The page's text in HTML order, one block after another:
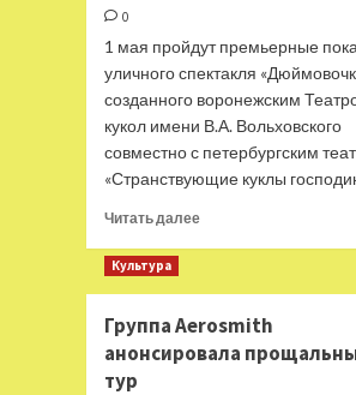
московские
школьники
0
1 мая пройдут премьерные
уличного спектакля
созданного воронежским
кукол имени В.А. Вольховского
совместно с петербургским
«Странствующие куклы
Читать далееПрочитать
господина
Пэжо»
Культура
Группа Aerosmith
анонсировала
тур